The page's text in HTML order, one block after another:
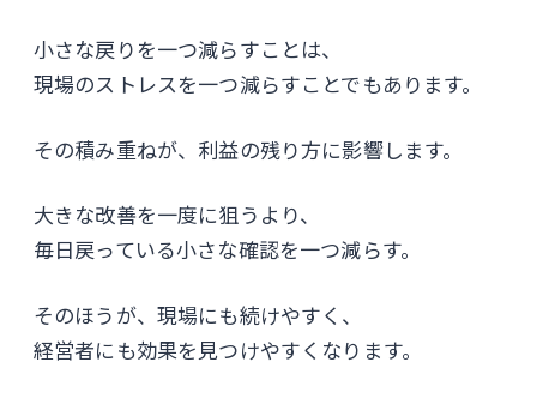
小さな戻りを一つ減らすことは、
現場のストレスを一つ減らすことでもあります。
その積み重ねが、利益の残り方に影響します。
大きな改善を一度に狙うより、
毎日戻っている小さな確認を一つ減らす。
そのほうが、現場にも続けやすく、
経営者にも効果を見つけやすくなります。